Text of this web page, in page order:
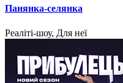
Панянка-селянка
Реаліті-шоу, Для неї